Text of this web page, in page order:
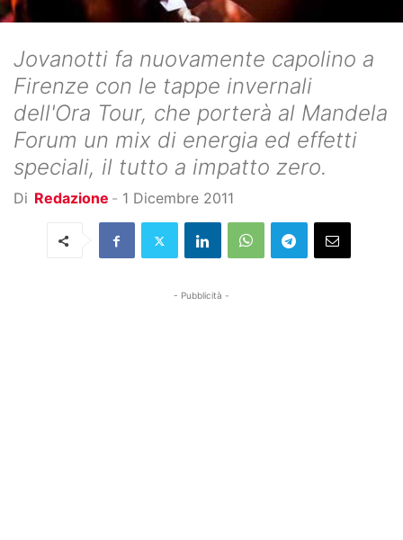
Jovanotti fa nuovamente capolino a
Firenze con le tappe invernali
dell'Ora Tour, che porterà al Mandela
Forum un mix di energia ed effetti
speciali, il tutto a impatto zero.
Di Redazione - 1 Dicembre 2011
- Pubblicità -